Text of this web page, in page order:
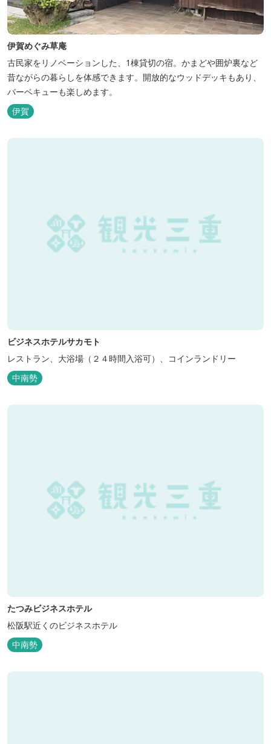
伊賀めぐみ草庵
古民家をリノベーションした、1棟貸切の宿。かまどや囲炉裏など
昔ながらの暮らしを体感できます。開放的なウッドデッキもあり、
バーベキューも楽しめます。
伊賀
ビジネスホテルサカモト
レストラン、大浴場（２４時間入浴可）、コインランドリー
中南勢
たつみビジネスホテル
松阪駅近くのビジネスホテル
中南勢